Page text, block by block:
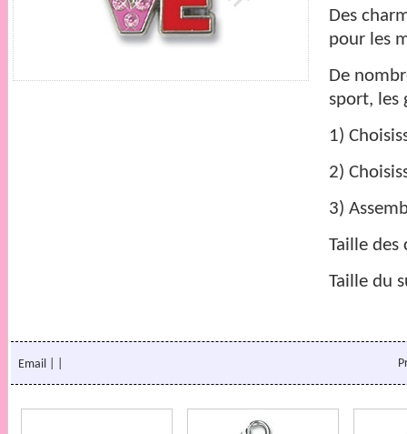
Des
pour les
De
sport, les
1)
2)
3)
Taille des
Taille du
Email